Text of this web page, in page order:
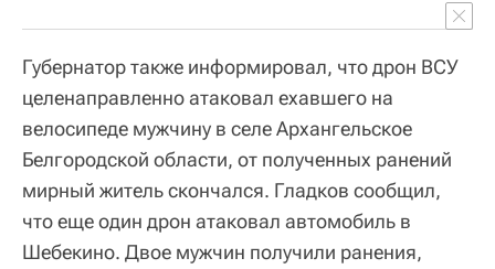
Губернатор также информировал, что дрон ВСУ
целенаправленно атаковал ехавшего на
велосипеде мужчину в селе Архангельское
Белгородской области, от полученных ранений
мирный житель скончался. Гладков сообщил,
что еще один дрон атаковал автомобиль в
Шебекино. Двое мужчин получили ранения,